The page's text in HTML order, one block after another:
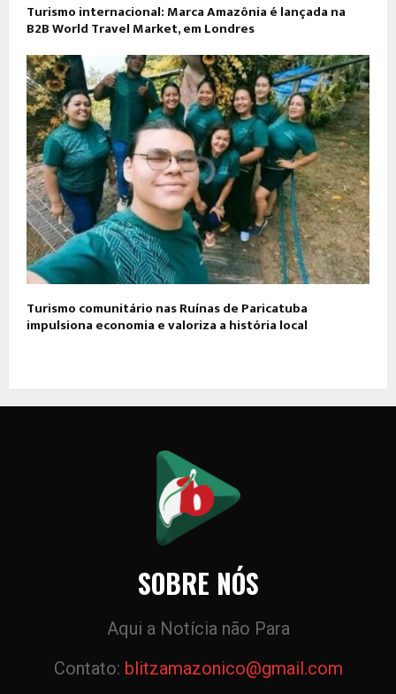
Turismo internacional: Marca Amazônia é lançada na
B2B World Travel Market, em Londres
Turismo comunitário nas Ruínas de Paricatuba
impulsiona economia e valoriza a história local
SOBRE NÓS
Aqui a Notícia não Para
Contato: blitzamazonico@gmail.com